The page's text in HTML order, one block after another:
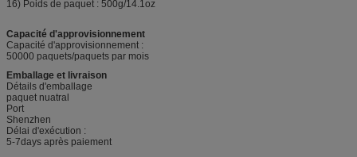
16) Poids de paquet : 500g/14.1oz
Capacité d'approvisionnement
Capacité d'approvisionnement :
50000 paquets/paquets par mois
Emballage et livraison
Détails d'emballage
paquet nuatral
Port
Shenzhen
Délai d'exécution :
5-7days après paiement